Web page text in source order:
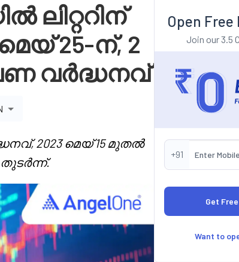
ലിറ്ററിന്
മെയ് 25-ന്, 2
വർദ്ധനവ്
2023 മെയ് 15 മുതൽ
തുടർന്ന്.
Open
Join our 3.5
+91
Want to